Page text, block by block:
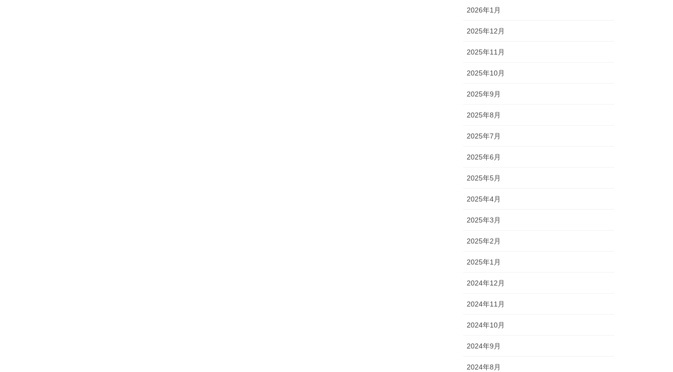
2026年1月
2025年12月
2025年11月
2025年10月
2025年9月
2025年8月
2025年7月
2025年6月
2025年5月
2025年4月
2025年3月
2025年2月
2025年1月
2024年12月
2024年11月
2024年10月
2024年9月
2024年8月